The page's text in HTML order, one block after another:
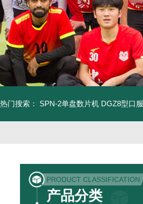
热门搜索： SPN-2单盘数片机 DGZ8型口
PRODUCT CLASSIFICATION
产品分类